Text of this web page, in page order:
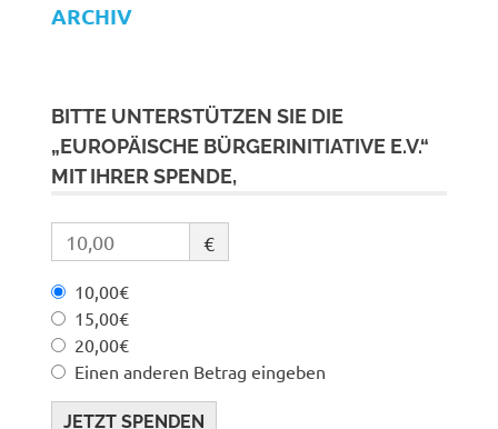
ARCHIV
BITTE UNTERSTÜTZEN SIE DIE
„EUROPÄISCHE BÜRGERINITIATIVE E.V.“
MIT IHRER SPENDE,
€
10,00€
15,00€
20,00€
Einen anderen Betrag eingeben
JETZT SPENDEN